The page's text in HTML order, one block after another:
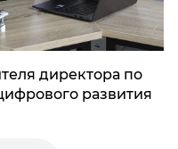
директора по
развития